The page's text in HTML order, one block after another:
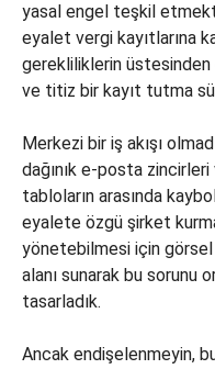
yasal engel teşkil
eyalet vergi kayıtlarına
gerekliliklerin üstesinden
ve titiz bir kayıt tutma
Merkezi bir iş akışı
dağınık e-posta
tabloların arasında
eyalete özgü şirket
yönetebilmesi için görsel
alanı sunarak bu sorunu
tasarladık.
Ancak endişelenmeyin,